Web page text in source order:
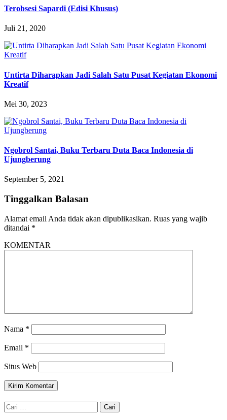
Terobsesi Sapardi (Edisi Khusus)
Juli 21, 2020
Untirta Diharapkan Jadi Salah Satu Pusat Kegiatan Ekonomi
Kreatif
Mei 30, 2023
Ngobrol Santai, Buku Terbaru Duta Baca Indonesia di
Ujungberung
September 5, 2021
Tinggalkan Balasan
Alamat email Anda tidak akan dipublikasikan. Ruas yang wajib
ditandai *
KOMENTAR
Nama *
Email *
Situs Web
Cari
untuk: